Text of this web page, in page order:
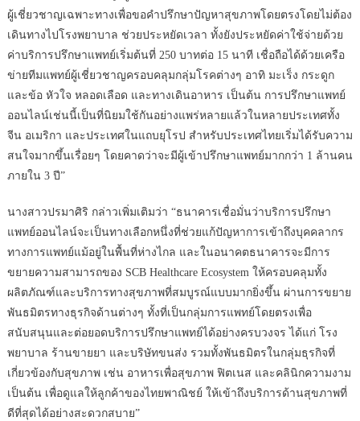
ผู้เชี่ยวชาญเฉพาะทางเพื่อขอคำปรึกษาปัญหาสุขภาพโดยตรงโดยไม่ต้อง
เดินทางไปโรงพยาบาล ช่วยประหยัดเวลา ทั้งยังประหยัดค่าใช้จ่ายด้วย
ค่าบริการปรึกษาแพทย์เริ่มต้นที่ 250 บาทต่อ 15 นาที เชื่อถือได้ด้วยเครือ
ข่ายทีมแพทย์ผู้เชี่ยวชาญครอบคลุมกลุ่มโรคต่างๆ อาทิ มะเร็ง กระดูก
และข้อ หัวใจ หลอดเลือด และทางเดินอาหาร เป็นต้น การปรึกษาแพทย์
ออนไลน์เช่นนี้เป็นที่นิยมใช้กันอย่างแพร่หลายแล้วในหลายประเทศทั้ง
จีน อเมริกา และประเทศในแถบยุโรป สำหรับประเทศไทยเริ่มได้รับความ
สนใจมากขึ้นเรื่อยๆ โดยคาดว่าจะมีผู้เข้าปรึกษาแพทย์มากกว่า 1 ล้านคน
ภายใน 3 ปี”
นางสาวปรมาศิริ กล่าวเพิ่มเติมว่า “ธนาคารเชื่อมั่นว่าบริการปรึกษา
แพทย์ออนไลน์จะเป็นทางเลือกหนึ่งที่ช่วยแก้ปัญหาการเข้าถึงบุคคลากร
ทางการแพทย์แม้อยู่ในพื้นที่ห่างไกล และในอนาคตธนาคารจะมีการ
ขยายความสามารถของ SCB Healthcare Ecosystem ให้ครอบคลุมทั้ง
ผลิตภัณฑ์และบริการทางสุขภาพที่สมบูรณ์แบบมากยิ่งขึ้น ผ่านการขยาย
พันธมิตรทางธุรกิจด้านต่างๆ ทั้งที่เป็นกลุ่มการแพทย์โดยตรงเพื่อ
สนับสนุนและต่อยอดบริการปรึกษาแพทย์ได้อย่างครบวงจร ได้แก่ โรง
พยาบาล ร้านขายยา และบริษัทขนส่ง รวมทั้งพันธมิตรในกลุ่มธุรกิจที่
เกี่ยวข้องกับสุขภาพ เช่น อาหารเพื่อสุขภาพ ฟิตเนส และคลินิกความงาม
เป็นต้น เพื่อดูแลให้ลูกค้าของไทยพาณิชย์ ให้เข้าถึงบริการด้านสุขภาพที่
ดีที่สุดได้อย่างสะดวกสบาย”